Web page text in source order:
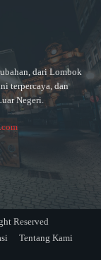
dari Lombok
terpercaya, dan
Negeri.
Reserved
Tentang Kami